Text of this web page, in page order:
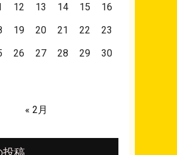
12 13 14 15
16
19 20 21 22
23
26 27 28 29
30
« 2月
投稿